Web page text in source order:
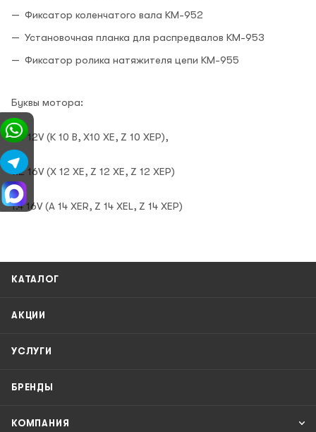
Фиксатор коленчатого вала KM-952
Установочная планка для распредвалов KM-953
Фиксатор ролика натяжителя цепи KM-955
Буквы мотора:
1.0 12V (K 10 B, X10 XE, Z 10 XEP),
1.2 16V (X 12 XE, Z 12 XE, Z 12 XEP)
1.4 16V (A 14 XER, Z 14 XEL, Z 14 XEP)
КАТАЛОГ
АКЦИИ
УСЛУГИ
БРЕНДЫ
КОМПАНИЯ